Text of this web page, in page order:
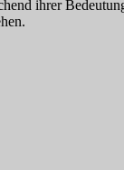
ihrer